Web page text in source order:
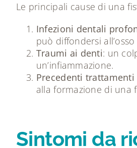
Le principali cause di una
Infezioni dentali
può diffondersi
Traumi ai denti: un
un’infiammazione.
Precedenti trattamenti
alla formazione di una
Sintomi da